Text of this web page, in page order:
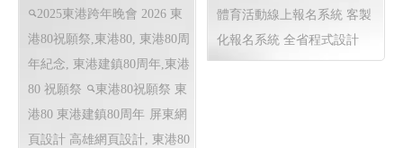
2025東港跨年晚會 2026 東
港80祝願祭,東港80, 東港80周
年紀念, 東港建鎮80周年,東港
80 祝願祭
東港80祝願祭 東
港80 東港建鎮80周年 屏東網
頁設計 高雄網頁設計, 東港80
體育活動線上報名系統 客製
化報名系統 全省程式設計